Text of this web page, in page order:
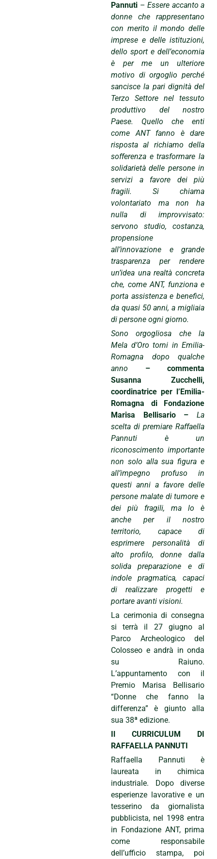
Pannuti – Essere accanto a
donne che rappresentano
con merito il mondo delle
imprese e delle istituzioni,
dello sport e dell’economia
è per me un ulteriore
motivo di orgoglio perché
sancisce la pari dignità del
Terzo Settore nel tessuto
produttivo del nostro
Paese. Quello che enti
come ANT fanno è dare
risposta al richiamo della
sofferenza e trasformare la
solidarietà delle persone in
servizi a favore dei più
fragili.Si chiama
volontariato ma non ha
nulla di improvvisato:
servono studio, costanza,
propensione
all’innovazione e grande
trasparenza per rendere
un’idea una realtà concreta
che, come ANT, funziona e
porta assistenza e benefici,
da quasi 50 anni, a migliaia
di persone ogni giorno.
Sono orgogliosa che la
Mela d’Oro torni in Emilia-
Romagna dopo qualche
anno – commenta
Susanna Zucchelli,
coordinatrice per l’Emilia-
Romagna di Fondazione
Marisa Bellisario – La
scelta di premiare Raffaella
Pannuti è un
riconoscimento importante
non solo alla sua figura e
all’impegno profuso in
questi anni a favore delle
persone malate di tumore e
dei più fragili, ma lo è
anche per il nostro
territorio, capace di
esprimere personalità di
alto profilo, donne dalla
solida preparazione e di
indole pragmatica, capaci
di realizzare progetti e
portare avanti visioni.
La cerimonia di consegna
si terrà il 27 giugno al
Parco Archeologico del
Colosseo e andrà in onda
su Raiuno.
L’appuntamento con il
Premio Marisa Bellisario
“Donne che fanno la
differenza” è giunto alla
sua 38ª edizione.
Il CURRICULUM DI
RAFFAELLA PANNUTI
Raffaella Pannuti è
laureata in chimica
industriale. Dopo diverse
esperienze lavorative e un
tesserino da giornalista
pubblicista, nel 1998 entra
in Fondazione ANT, prima
come responsabile
dell’ufficio stampa, poi